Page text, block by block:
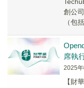
創公
（包
席執
2025
【財